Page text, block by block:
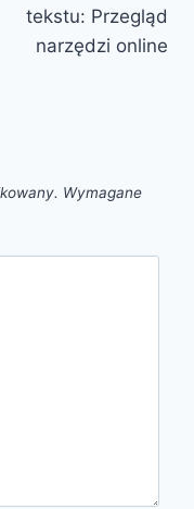
tekstu: Przegląd
narzędzi online
Wymagane